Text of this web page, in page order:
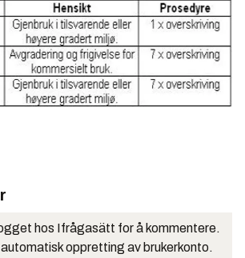
hos Ifrågasätt for å kommentere.
oppretting av brukerkonto.